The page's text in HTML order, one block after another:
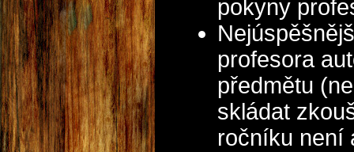
pokyny
profesora
předmětu
skládat
ročníku není